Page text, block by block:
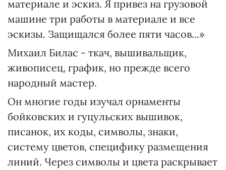
материале и эскиз. Я привез на грузовой
машине три работы в материале и все
эскизы. Защищался более пяти часов...»
Михаил Билас - ткач, вышивальщик,
живописец, график, но прежде всего
народный мастер.
Он многие годы изучал орнаменты
бойковских и гуцульских вышивок,
писанок, их коды, символы, знаки,
систему цветов, специфику размещения
линий. Через символы и цвета раскрывает